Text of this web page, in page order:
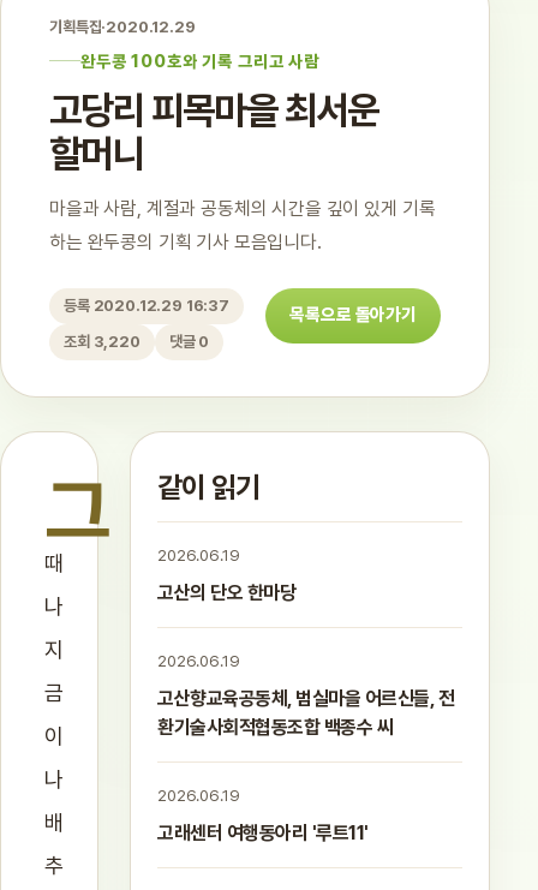
기획특집·2020.12.29
완두콩 100호와 기록 그리고 사람
고당리 피목마을 최서운
할머니
마을과 사람, 계절과 공동체의 시간을 깊이 있게 기록
하는 완두콩의 기획 기사 모음입니다.
등록 2020.12.29 16:37
조회 3,220
댓글 0
목록으로 돌아가기
그
때
나
지
금
이
나
배
추
같이 읽기
2026.06.19
고산의 단오 한마당
2026.06.19
고산향교육공동체, 범실마을 어르신들, 전
환기술사회적협동조합 백종수 씨
2026.06.19
고래센터 여행동아리 '루트11'